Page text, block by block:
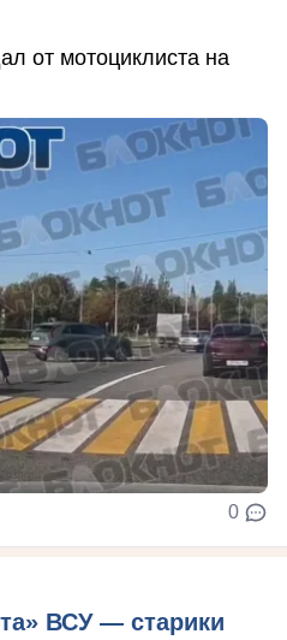
от мотоциклиста на
0
ВСУ — старики